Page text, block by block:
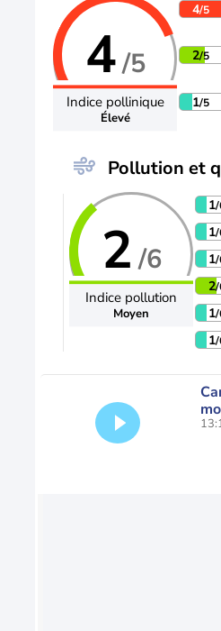
4/5
Indice pollinique
Élevé
4/5
2/5
1/5
Pollution et
2 /6
Indice pollution
Moyen
1/
1/
1/
2/
1/
1/